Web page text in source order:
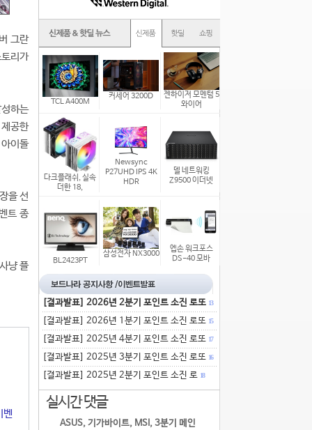
그란
리가
하는
공한
이돌
을 선
트 종
냥 플
벤
TCL A400M
커세어 3200D
젠하이저 모멘텀 5
와이어
다크플래쉬, 실속
더한 18,
Newsync
P27UHD IPS 4K
HDR
델 네트워킹
Z9500 이더넷
BL2423PT
삼성전자 NX3000
엡손 워크포스
DS-40 모바
[결과발표] 2026년 2분기 포인트 소진 로또 13
[결과발표] 2026년 1분기 포인트 소진 로또 15
[결과발표] 2025년 4분기 포인트 소진 로또 17
[결과발표] 2025년 3분기 포인트 소진 로또 16
[결과발표] 2025년 2분기 포인트 소진 로 18
실시간 댓글
ASUS, 기가바이트, MSI, 3분기 메인